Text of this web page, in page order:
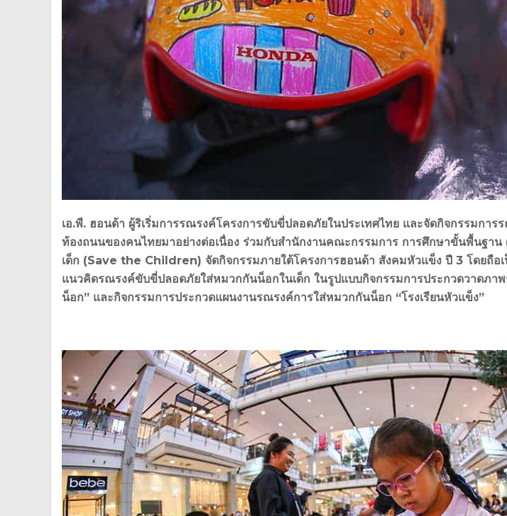
เอ.พี. ฮอนด้า ผู้ริเริ่มการรณรงค์โครงการขับขี่ปลอดภัยในประเทศไทย และจัดกิจกรรมการ
ท้องถนนของคนไทยมาอย่างต่อเนื่อง ร่วมกับสำนักงานคณะกรรมการ การศึกษาขั้นพื้นฐาน
เด็ก (Save the Children) จัดกิจกรรมภายใต้โครงการฮอนด้า สังคมหัวแข็ง ปี 3 โดยถือ
แนวคิดรณรงค์ขับขี่ปลอดภัยใส่หมวกกันน็อกในเด็ก ในรูปแบบกิจกรรมการประกวดวาดภา
น็อก” และกิจกรรมการประกวดแผนงานรณรงค์การใส่หมวกกันน็อก “โรงเรียนหัวแข็ง”